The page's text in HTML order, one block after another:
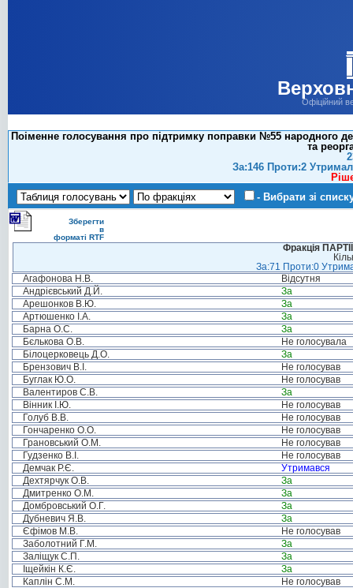
Офіційний
Поіменне голосування про підтримку поправки №55 народного
та
За:146 Проти:2
- Вибрати зі
Зберегти
в
форматі RTF
Фракція
За:71 Проти:0
Агафонова Н.В.
Відсутня
Андрієвський Д.Й.
За
Арешонков В.Ю.
За
Артюшенко І.А.
За
Барна О.С.
За
Бєлькова О.В.
Не голосувала
Білоцерковець Д.О.
За
Брензович В.І.
Не голосував
Буглак Ю.О.
Не голосував
Валентиров С.В.
За
Вінник І.Ю.
Не голосував
Голуб В.В.
Не голосував
Гончаренко О.О.
Не голосував
Грановський О.М.
Не голосував
Гудзенко В.І.
Не голосував
Демчак Р.Є.
Утримався
Дехтярчук О.В.
За
Дмитренко О.М.
За
Домбровський О.Г.
За
Дубневич Я.В.
За
Єфімов М.В.
Не голосував
Заболотний Г.М.
За
Заліщук С.П.
За
Іщейкін К.Є.
За
Каплін С.М.
Не голосував